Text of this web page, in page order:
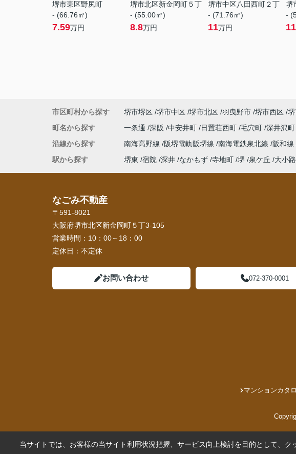
堺市東区野尻町
- (66.76㎡)
7.59万円
堺市北区新金岡町５丁
- (55.00㎡)
8.8万円
堺市中区八田西町２丁
- (71.76㎡)
11万円
堺
-
市区町村から探す 堺市堺区 堺市中区 堺市北区 羽曳野市 堺市西区
町名から探す
一条通 深阪 中安井町 日置荘西町 毛穴町 深井沢町
沿線から探す
南海高野線 阪堺電軌阪堺線 南海電鉄泉北線 阪和線
駅から探す
堺東 宿院 深井 なかもず 寺地町 堺 泉ケ丘 大小路
なごみ不動産
〒591-8021
大阪府堺市北区新金岡町５丁3-105
営業時間： 10：00～18：00
定休日： 不定休
お問い合わせ 072-370-0001
マンションカタ
当サイトでは、お客様の当サイト利用状況把握、サービス向上検討を目的として、ク